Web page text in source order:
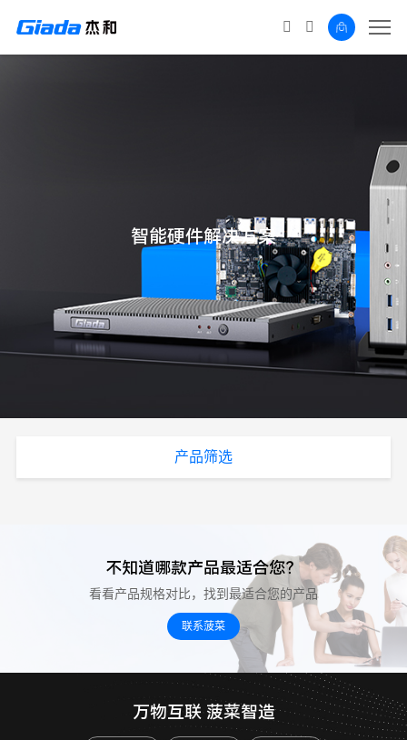
智能硬件解决方案
产品筛选
不知道哪款产品最适合您？
看看产品规格对比，找到最适合您的产品
联系菠菜
万物互联 菠菜智造